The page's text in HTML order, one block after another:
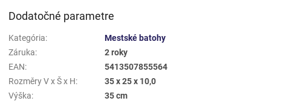
Dodatočné parametre
Kategória:
Mestské batohy
Záruka:
2 roky
EAN:
5413507855564
Rozměry V x Š x H:
35 x 25 x 10,0
Výška:
35 cm